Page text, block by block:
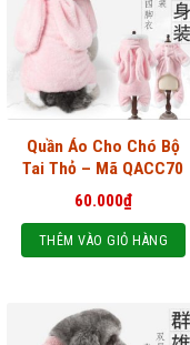
Quần Áo Cho Chó Bộ
Tai Thỏ – Mã QACC70
60.000₫
THÊM VÀO GIỎ HÀNG